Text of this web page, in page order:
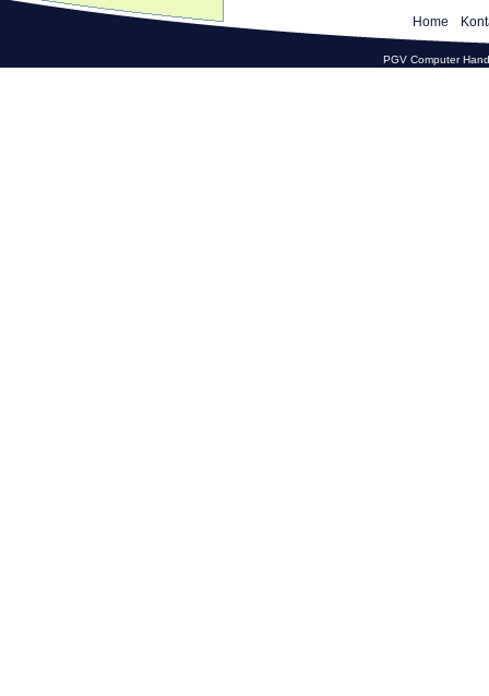
Home
PGV Computer